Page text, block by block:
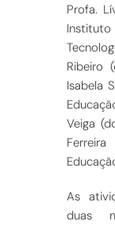
Profa.
Instituto
Ribeiro
Isabela
Veiga
As
duas